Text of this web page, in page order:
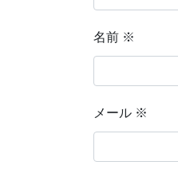
名前 ※
メール ※